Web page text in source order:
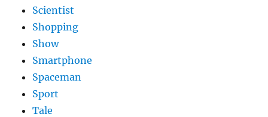
Scientist
Shopping
Show
Smartphone
Spaceman
Sport
Tale